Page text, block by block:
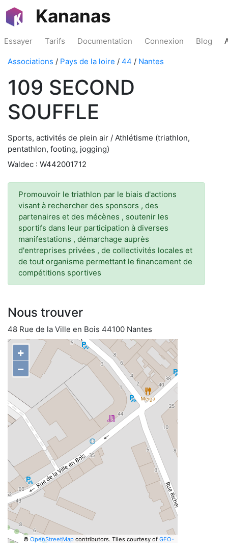
Kananas
Essayer Tarifs Documentation Connexion Blog
Associations / Pays de la loire / 44 / Nantes
109 SECOND
SOUFFLE
Sports, activités de plein air / Athlétisme (triathlon,
pentathlon, footing, jogging)
Waldec : W442001712
Promouvoir le triathlon par le biais d'actions
visant à rechercher des sponsors , des
partenaires et des mécènes , soutenir les
sportifs dans leur participation à diverses
manifestations , démarchage auprès
d'entreprises privées , de collectivités locales et
de tout organisme permettant le financement de
compétitions sportives
Nous trouver
48 Rue de la Ville en Bois 44100 Nantes
+
−
© OpenStreetMapcontributors. Tiles courtesy of GEO-